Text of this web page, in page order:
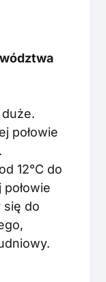
połowie
12°C do
połowie
się do